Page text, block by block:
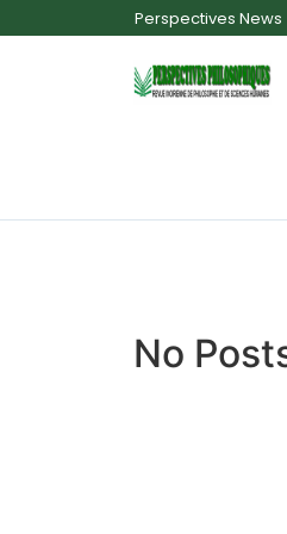
Perspectives News
No